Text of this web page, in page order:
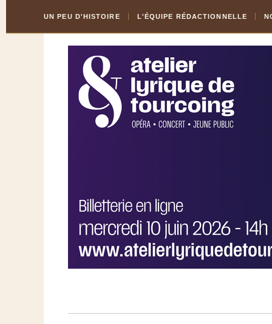
Content
la
UN PEU D'HISTOIRE L'ÉQUIPE RÉDACTIONNELLE